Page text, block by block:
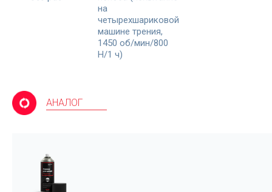
на
четырехшариковой
машине трения,
1450 об/мин/800
Н/1 ч)
АНАЛОГ